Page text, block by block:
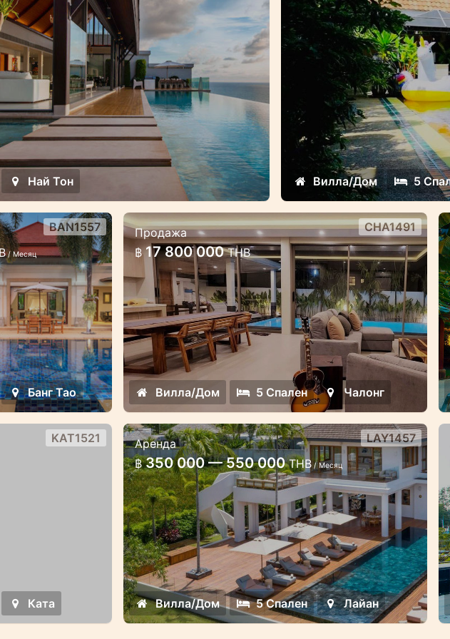
Най Тон Вилла/Дом 5
с
BAN1557
/ Месяц
Банг Тао
на море
KAT1521
Ката
Совершенно новая вилла с
бассейном в современном стиле в
Чалонге
Современная прекрасная вилла в Чалонге
CHA1491
Продажа
฿ 17 800 000THB
Вилла/Дом 5 Спален Чалонг
Роскошная вилла с видом на озеро
5 спален
Современная роскошная вилла у озера в
Лаяне
LAY1457
Аренда
฿ 350 000 — 550 000THB/ Месяц
Вилла/Дом 5 Спален Лайан